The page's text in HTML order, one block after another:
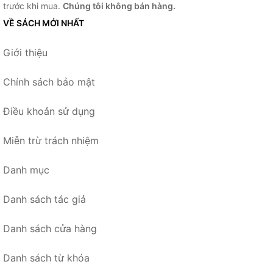
trước khi mua. Chúng tôi không bán hàng.
VỀ SÁCH MỚI NHẤT
Giới thiệu
Chính sách bảo mật
Điều khoản sử dụng
Miễn trừ trách nhiệm
Danh mục
Danh sách tác giả
Danh sách cửa hàng
Danh sách từ khóa